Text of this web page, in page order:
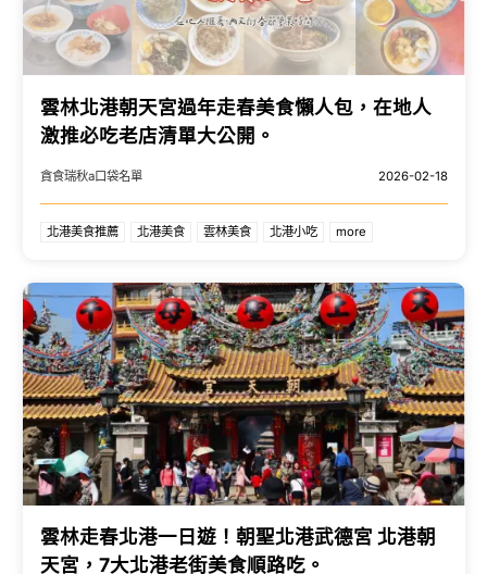
雲林北港朝天宮過年走春美食懶人包，在地人
激推必吃老店清單大公開。
貪食瑞秋a口袋名單 2026-02-18
北港美食推薦 北港美食 雲林美食 北港小吃 more
雲林走春北港一日遊！朝聖北港武德宮 北港朝
天宮，7大北港老街美食順路吃。